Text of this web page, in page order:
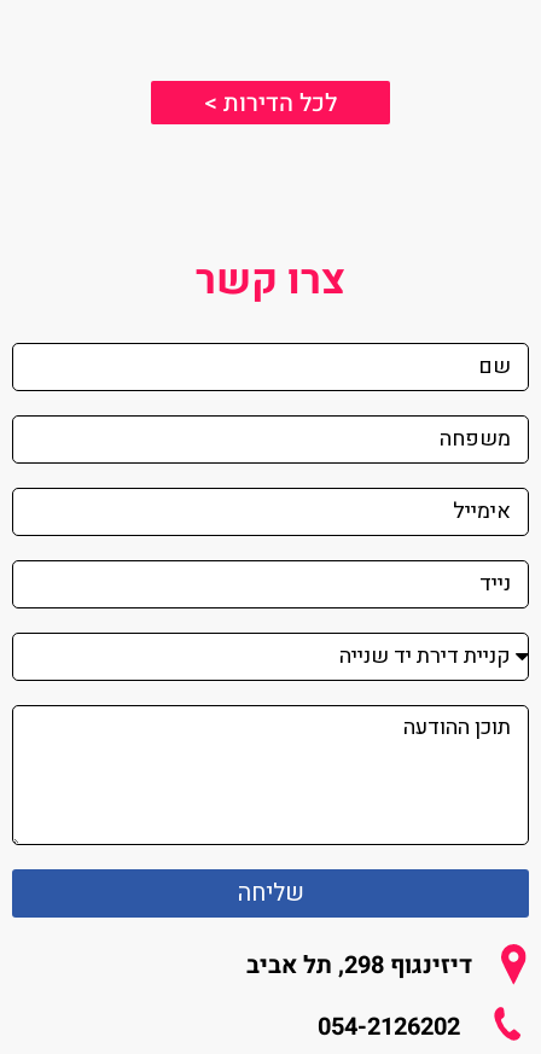
לכל הדירות >
צרו קשר
שליחה
דיזינגוף 298, תל אביב
054-2126202